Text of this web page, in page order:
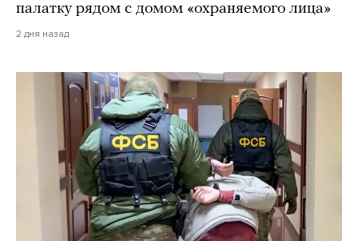
палатку рядом с домом «охраняемого лица»
2 дня назад